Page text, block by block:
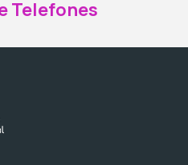
Telefones